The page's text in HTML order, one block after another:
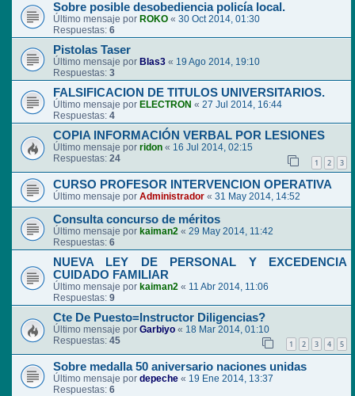
Sobre posible desobediencia policía local.
Último mensaje por ROKO « 30 Oct 2014, 01:30
Respuestas: 6
Pistolas Taser
Último mensaje por Blas3 « 19 Ago 2014, 19:10
Respuestas: 3
FALSIFICACION DE TITULOS UNIVERSITARIOS.
Último mensaje por ELECTRON « 27 Jul 2014, 16:44
Respuestas: 4
COPIA INFORMACIÓN VERBAL POR LESIONES
Último mensaje por ridon « 16 Jul 2014, 02:15
Respuestas: 24 1 2 3
CURSO PROFESOR INTERVENCION OPERATIVA
Último mensaje por Administrador « 31 May 2014, 14:52
Consulta concurso de méritos
Último mensaje por kaiman2 « 29 May 2014, 11:42
Respuestas: 6
NUEVA LEY DE PERSONAL Y EXCEDENCIA
CUIDADO FAMILIAR
Último mensaje por kaiman2 « 11 Abr 2014, 11:06
Respuestas: 9
Cte De Puesto=Instructor Diligencias?
Último mensaje por Garbiyo « 18 Mar 2014, 01:10
Respuestas: 45 1 2 3 4 5
Sobre medalla 50 aniversario naciones unidas
Último mensaje por depeche « 19 Ene 2014, 13:37
Respuestas: 6